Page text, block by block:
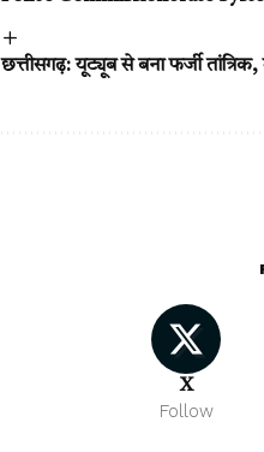
छत्तीसगढ़: यूट्यूब से बना फर्जी
X
Follow